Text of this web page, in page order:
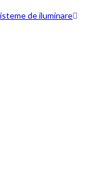
de iluminare